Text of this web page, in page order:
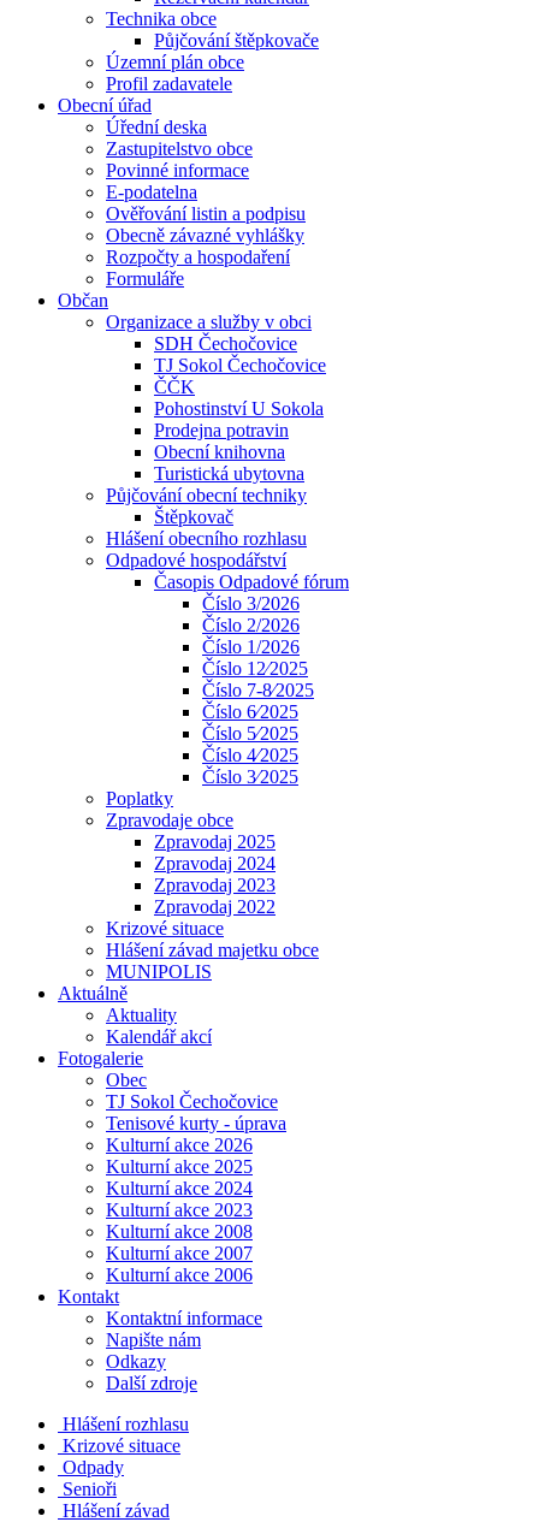
Technika obce
Půjčování štěpkovače
Územní plán obce
Profil zadavatele
Obecní úřad
Úřední deska
Zastupitelstvo obce
Povinné informace
E-podatelna
Ověřování listin a podpisu
Obecně závazné vyhlášky
Rozpočty a hospodaření
Formuláře
Občan
Organizace a služby v obci
SDH Čechočovice
TJ Sokol Čechočovice
ČČK
Pohostinství U Sokola
Prodejna potravin
Obecní knihovna
Turistická ubytovna
Půjčování obecní techniky
Štěpkovač
Hlášení obecního rozhlasu
Odpadové hospodářství
Časopis Odpadové fórum
Číslo 3/2026
Číslo 2/2026
Číslo 1/2026
Číslo 12⁄2025
Číslo 7-8⁄2025
Číslo 6⁄2025
Číslo 5⁄2025
Číslo 4⁄2025
Číslo 3⁄2025
Poplatky
Zpravodaje obce
Zpravodaj 2025
Zpravodaj 2024
Zpravodaj 2023
Zpravodaj 2022
Krizové situace
Hlášení závad majetku obce
MUNIPOLIS
Aktuálně
Aktuality
Kalendář akcí
Fotogalerie
Obec
TJ Sokol Čechočovice
Tenisové kurty - úprava
Kulturní akce 2026
Kulturní akce 2025
Kulturní akce 2024
Kulturní akce 2023
Kulturní akce 2008
Kulturní akce 2007
Kulturní akce 2006
Kontakt
Kontaktní informace
Napište nám
Odkazy
Další zdroje
Hlášení rozhlasu
Krizové situace
Odpady
Senioři
Hlášení závad